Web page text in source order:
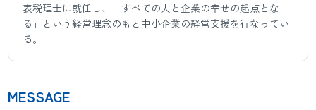
MESSAGE
表税理士に就任し、「すべての人と企業の幸せの起点とな
る」という経営理念のもと中小企業の経営支援を行なってい
る。